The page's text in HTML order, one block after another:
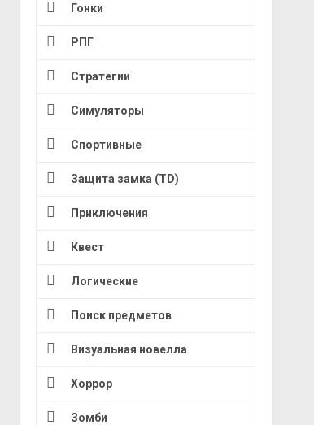
Гонки
РПГ
Стратегии
Симуляторы
Спортивные
Защита замка (TD)
Приключения
Квест
Логические
Поиск предметов
Визуальная новелла
Хоррор
Зомби